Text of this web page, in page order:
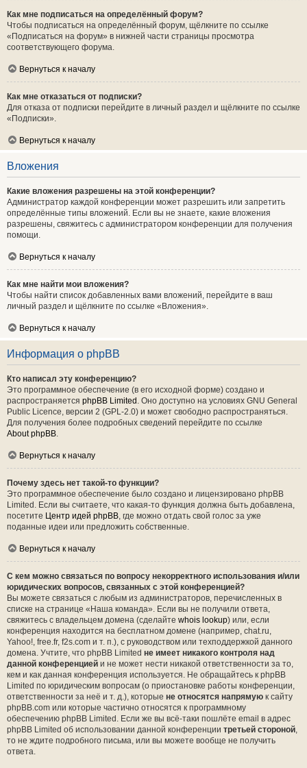
Как мне подписаться на определённый форум?
Чтобы подписаться на определённый форум, щёлкните по ссылке
«Подписаться на форум» в нижней части страницы просмотра
соответствующего форума.
Вернуться к началу
Как мне отказаться от подписки?
Для отказа от подписки перейдите в личный раздел и щёлкните по ссылке
«Подписки».
Вернуться к началу
Вложения
Какие вложения разрешены на этой конференции?
Администратор каждой конференции может разрешить или запретить
определённые типы вложений. Если вы не знаете, какие вложения
разрешены, свяжитесь с администратором конференции для получения
помощи.
Вернуться к началу
Как мне найти мои вложения?
Чтобы найти список добавленных вами вложений, перейдите в ваш
личный раздел и щёлкните по ссылке «Вложения».
Вернуться к началу
Информация о phpBB
Кто написал эту конференцию?
Это программное обеспечение (в его исходной форме) создано и
распространяется phpBB Limited . Оно доступно на условиях GNU General
Public Licence, версии 2 (GPL-2.0) и может свободно распространяться.
Для получения более подробных сведений перейдите по ссылке
About phpBB.
Вернуться к началу
Почему здесь нет такой-то функции?
Это программное обеспечение было создано и лицензировано phpBB
Limited. Если вы считаете, что какая-то функция должна быть добавлена,
посетите Центр идей phpBB, где можно отдать свой голос за уже
поданные идеи или предложить собственные.
Вернуться к началу
С кем можно связаться по вопросу некорректного использования и/или
юридических вопросов, связанных с этой конференцией?
Вы можете связаться с любым из администраторов, перечисленных в
списке на странице «Наша команда». Если вы не получили ответа,
свяжитесь с владельцем домена (сделайте whois lookup) или, если
конференция находится на бесплатном домене (например, chat.ru,
Yahoo!, free.fr, f2s.com и т. п.), с руководством или техподдержкой данного
домена. Учтите, что phpBB Limited не имеет никакого контроля над
данной конференцией и не может нести никакой ответственности за то,
кем и как данная конференция используется. Не обращайтесь к phpBB
Limited по юридическим вопросам (о приостановке работы конференции,
ответственности за неё и т. д.), которые не относятся напрямую к сайту
phpBB.com или которые частично относятся к программному
обеспечению phpBB Limited. Если же вы всё-таки пошлёте email в адрес
phpBB Limited об использовании данной конференции третьей стороной,
то не ждите подробного письма, или вы можете вообще не получить
ответа.